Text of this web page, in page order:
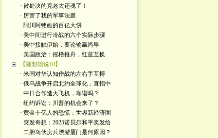
· 被处决的克老太还魂了！
· 厉害了我的军事法庭
· 阿川阿铭画的百亿大饼
· 美中间进行冷战的六个实际步骤
· 美中接触伊始，要论输赢尚早
· 美国政治：摇橹推舟，红蓝互换
【随想随说10】
· 米国对华认知作战的左右手互搏
· 俄乌战争开启北约全球化，直指中
· 中日合作造大飞机，靠谱吗？
· 纽约诉讼：川普的机会来了？
· 黄金十亿人的恐慌：世界新经济圈
· 突发奇想：2025诺贝尔和平奖发给
· 二胆岛伙房兵漂游厦门是何原因？